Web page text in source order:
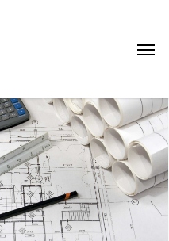
Menu